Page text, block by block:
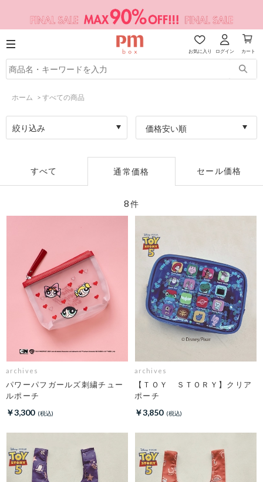
お気に入り ログイン カート
ホーム > すべての商品
絞り込み 価格安い順
すべて 通常価格 セール価格
8件
archives
パワーパフガールズ刺繍チュー
ルポーチ
￥3,300
archives
【ＴＯＹ ＳＴＯＲＹ】クリア
ポーチ
￥3,850